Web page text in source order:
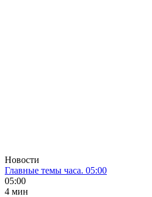
Новости
Главные темы часа. 05:00
05:00
4 мин